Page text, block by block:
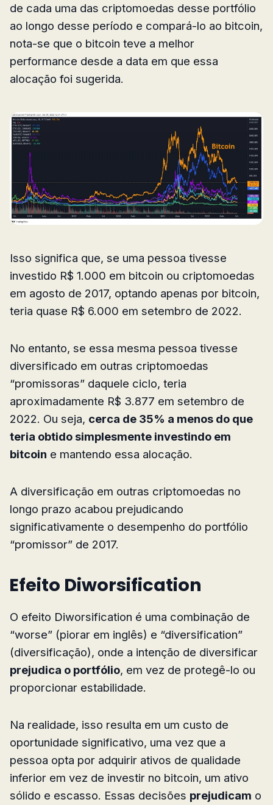
de cada uma das criptomoedas desse portfólio
ao longo desse período e compará-lo ao bitcoin,
nota-se que o bitcoin teve a melhor
performance desde a data em que essa
alocação foi sugerida.
Isso significa que, se uma pessoa tivesse
investido R$ 1.000 em bitcoin ou criptomoedas
em agosto de 2017, optando apenas por bitcoin,
teria quase R$ 6.000 em setembro de 2022.
No entanto, se essa mesma pessoa tivesse
diversificado em outras criptomoedas
“promissoras” daquele ciclo, teria
aproximadamente R$ 3.877 em setembro de
2022. Ou seja, cerca de 35% a menos do que
teria obtido simplesmente investindo em
bitcoin e mantendo essa alocação.
A diversificação em outras criptomoedas no
longo prazo acabou prejudicando
significativamente o desempenho do portfólio
“promissor” de 2017.
Efeito Diworsification
O efeito Diworsification é uma combinação de
“worse” (piorar em inglês) e “diversification”
(diversificação), onde a intenção de diversificar
prejudica o portfólio, em vez de protegê-lo ou
proporcionar estabilidade.
Na realidade, isso resulta em um custo de
oportunidade significativo, uma vez que a
pessoa opta por adquirir ativos de qualidade
inferior em vez de investir no bitcoin, um ativo
sólido e escasso. Essas decisões prejudicam o